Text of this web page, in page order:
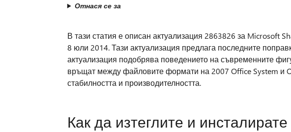
Отнася се за
В тази статия е описан актуализация 2863826 за Microsoft
8 юли 2014. Тази актуализация предлага последните
актуализация подобрява поведението на съвременните
връщат между файловите формати на 2007 Office System и
стабилността и производителността.
Как да изтеглите и